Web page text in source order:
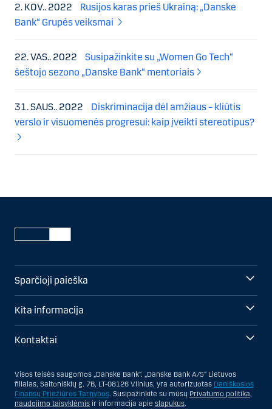
2. KOV.. 2022
Rusijos karas prieš Ukrainą: „Danske
Bank“ Grupės veiksmai
22. VAS.. 2022
Susipažinkite su „Women Go Tech“
šeštojo sezono „Danske Bank“ mentoriais
31. SAUS.. 2022
Diskriminacija dėl amžiaus – kliūtis
verslo ir visuomenės progresui: kaip įveikti stereotipus?
Sparčioji paieška
Kita informacija
Kontaktai
Visos teisės saugomos „Danske Bank“. „Danske Bank A/S“ Lietuvos
filialas, Saltoniškių g. 7B, LT-08126 Vilnius, yra autorizuotas Daniškosios
Finansų Priežiūros Tarnybos. Susipažinkite su mūsų Privatumo politika,
naudojimo taisyklėmis ir informacija apie slapukus.